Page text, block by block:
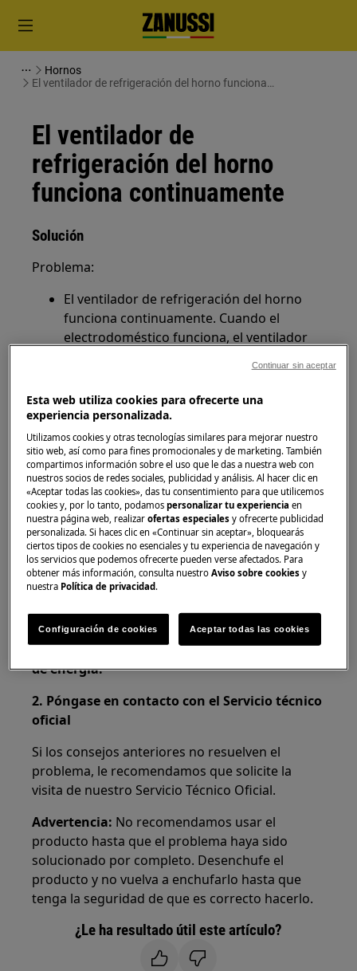
Hornos
El ventilador de refrigeración del horno funciona
El ventilador de
refrigeración del horno
funciona continuamente
Solución
Problema:
El ventilador de refrigeración del horno
funciona continuamente. Cuando el
electrodoméstico funciona, el ventilador
automáticamente para mantener frías las
superficies del electrodoméstico. Si se
desactiva el electrodoméstico, el ventilador
de refrigeración puede seguir
funcionando hasta que el aparato se
enfríe.
Se aplica a:
horno integrado
cocina de libre instalación
Solución:
1. Si el horno ya se ha enfriado y el ventilador
de refrigeración todavía está funcionando,
desconecte el electrodoméstico de la fuente
de energía.
2. Póngase en contacto con el Servicio técnico
oficial
Si los consejos anteriores no resuelven el
problema, le recomendamos que solicite la
visita de nuestro Servicio Técnico Oficial.
Advertencia: No recomendamos usar el
producto hasta que el problema haya sido
solucionado por completo. Desenchufe el
producto y no vuelva a enchufarlo hasta que
tenga la seguridad de que es correcto hacerlo.
¿Le ha resultado útil este artículo?
Esta web utiliza cookies para ofrecerte una
experiencia personalizada.
Utilizamos cookies y otras tecnologías similares para mejorar nuestro
sitio web, así como para fines promocionales y de marketing. También
compartimos información sobre el uso que le das a nuestra web con
nuestros socios de redes sociales, publicidad y análisis. Al hacer clic en
«Aceptar todas las cookies», das tu consentimiento para que utilicemos
cookies y, por lo tanto, podamospersonalizar tu experienciaen
nuestra página web, realizarofertas especiales y ofrecerte publicidad
personalizada. Si haces clic en «Continuar sin aceptar», bloquearás
ciertos tipos de cookies no esenciales y tu experiencia de navegación y
los servicios que podemos ofrecerte pueden verse afectados. Para
obtener más información, consulta nuestroAviso sobre cookies y
nuestra Política de privacidad.
Configuración de cookies Aceptar todas las cookies
Continuar sin aceptar